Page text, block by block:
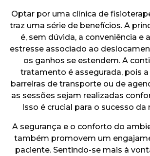
Optar por uma clínica de
traz uma série de benefícios. A
é, sem dúvida, a conveniência e
estresse associado ao
os ganhos se estendem. A
tratamento é assegurada, pois
barreiras de transporte ou de
as sessões sejam realizadas
Isso é crucial para o sucesso da
A segurança e o conforto do
também promovem um
paciente. Sentindo-se mais à